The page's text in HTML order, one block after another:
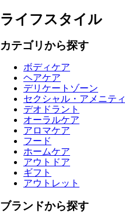
ライフスタイル
カテゴリから探す
ボディケア
ヘアケア
デリケートゾーン
セクシャル・アメニティ
デオドラント
オーラルケア
アロマケア
フード
ホームケア
アウトドア
ギフト
アウトレット
ブランドから探す